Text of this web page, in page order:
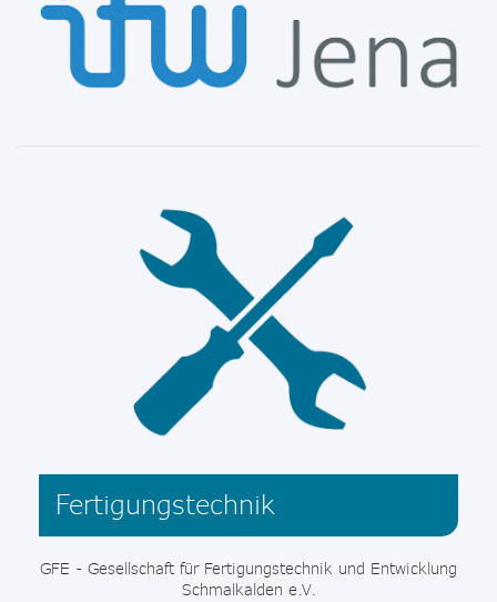
Fertigungstechnik
GFE - Gesellschaft für Fertigungstechnik und Entwicklung
Schmalkalden e.V.